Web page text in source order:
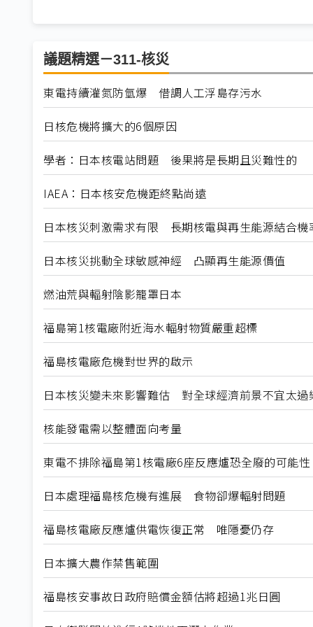
議題精選－311-核災
東電持續灌氮防氫爆 借調人工浮島存污水
日核危機將擴大的6個原因
學者：日本核電站問題 後果將是長期且災難性的
IAEA：日本核安危機距終點尚遠
日本核災刺激需求有限 長期核電與再生能源結合機
日本核災挑動全球敏感神經 凸顯再生能源價值
燃油荒與輻射陰影籠罩日本
福島第1核電廠附近海水輻射物質嚴重超標
福島核電廠危機對世界的啟示
日本核災變未來影響難估 對全球經濟前景不宜太過
核能發電需以整體面向考量
東電不排除福島第1核電廠6座反應爐恐全廢的可能性
日本處理福島核危機有進展 食物卻爆輻射問題
福島核電廠反應爐供電恢復正常 唯隱憂仍存
日本擴大農作禁售範圍
福島核安事故日政府賠償金額估將超過1兆日圓